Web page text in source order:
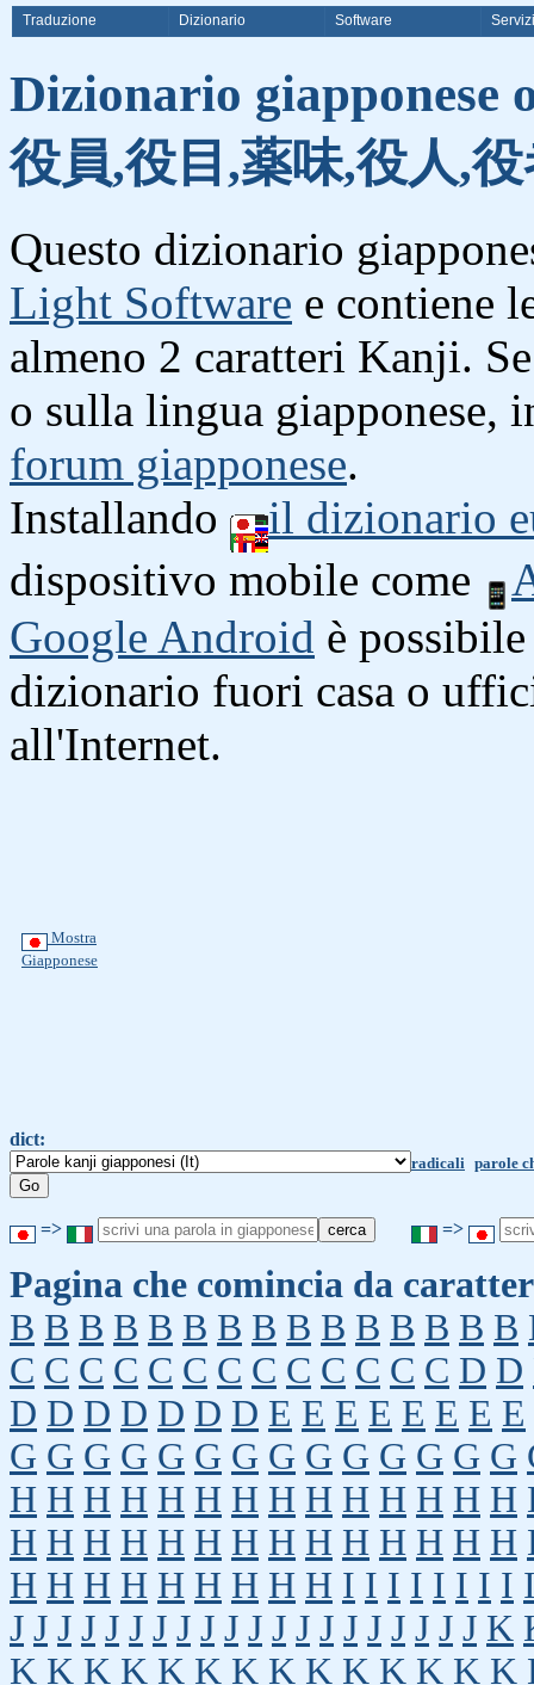
Traduzione Dizionario Software Servizi
Dizionario giapponese
役員,役目,薬味,役人,
Questo dizionario
Light Software e contiene
almeno 2 caratteri Kanji.
o sulla lingua giapponese,
forum giapponese.
Installando
il dizionario
dispositivo mobile come
Google Android è
dizionario fuori casa o
all'Internet.
Mostra
Giapponese
dict:
radicali parole
=> =>
Pagina che comincia da
B B B B B B B B B B B B B B B
C C C C C C C C C C C C C D D
D D D D D D D E E E E E E E E
G G G G G G G G G G G G G G
H H H H H H H H H H H H H H
H H H H H H H H H H H H H H
H H H H H H H H H I I I I I I I I
J J J J J J J J J J J J J J J J J J J J K
K K K K K K K K K K K K K K